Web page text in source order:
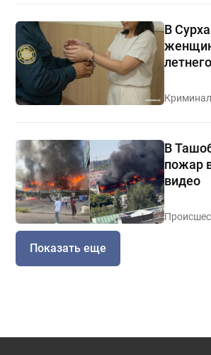
В
Криминал
В
пожар
видео
Показать еще